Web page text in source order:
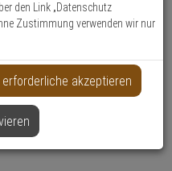
Vision Montagezubehör
den Link „Datenschutz
Zustimmung verwenden wir nur
erforderliche akzeptieren